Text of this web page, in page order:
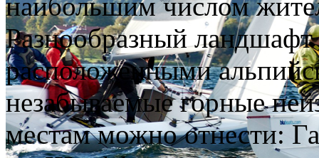
наибольшим числом
Разнообразный
расположенными
незабываемые горные
местам можно отнести: